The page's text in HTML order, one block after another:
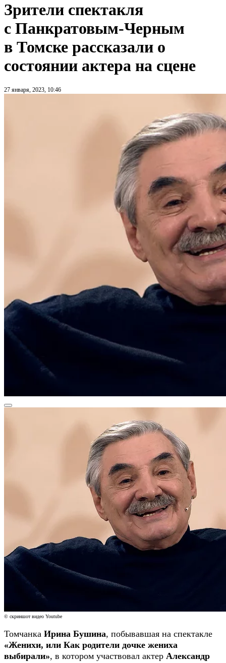
Зрители спектакля
с Панкратовым-Черным
в Томске рассказали о
состоянии актера на сцене
27 января, 2023, 10:46
© скриншот видео Youtube
Томчанка Ирина Бушина, побывавшая на спектакле
«Женихи, или Как родители дочке жениха
выбирали», в котором участвовал актер Александр